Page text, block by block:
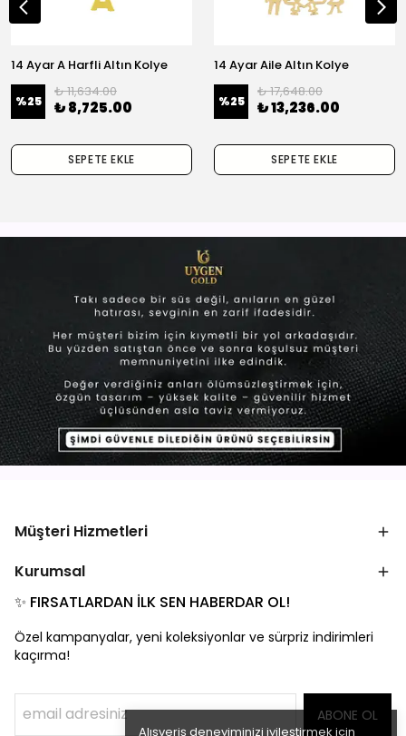
Alışveriş deneyiminizi iyileştirmek için
14 Ayar A Harfli Altın Kolye
%25
₺ 11,634.00
₺ 8,725.00
SEPETE EKLE
14 Ayar Aile Altın Kolye
%25
₺ 17,648.00
₺ 13,236.00
SEPETE EKLE
Müşteri Hizmetleri
Kurumsal
✨ FIRSATLARDAN İLK SEN HABERDAR OL!
Özel kampanyalar, yeni koleksiyonlar ve sürpriz indirimleri
kaçırma!
ABONE OL